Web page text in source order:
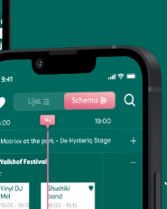
All-time favourites
LARS MET